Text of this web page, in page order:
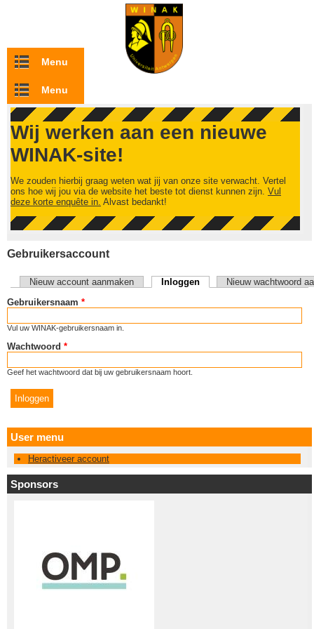
Overslaan en naar de inhoud gaan
Menu
Menu
Wij werken aan een nieuwe
WINAK-site!
We zouden hierbij graag weten wat jij van onze site verwacht. Vertel
ons hoe wij jou via de website het beste tot dienst kunnen zijn. Vul
deze korte enquête in. Alvast bedankt!
Gebruikersaccount
Primaire tabs
Nieuw account aanmaken Inloggen(actieve tabblad)
Nieuw wachtwoord
Gebruikersnaam *
Vul uw WINAK-gebruikersnaam in.
Wachtwoord *
Geef het wachtwoord dat bij uw gebruikersnaam hoort.
User menu
Heractiveer account
Sponsors